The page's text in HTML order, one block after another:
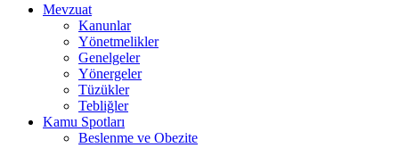
Mevzuat
Kanunlar
Yönetmelikler
Genelgeler
Yönergeler
Tüzükler
Tebliğler
Kamu Spotları
Beslenme ve Obezite